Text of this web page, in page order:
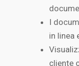
I
in linea
cliente